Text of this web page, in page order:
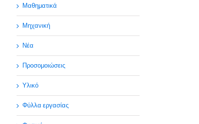
Μαθηματικά
Μηχανική
Νέα
Προσομοιώσεις
Υλικό
Φύλλα εργασίας